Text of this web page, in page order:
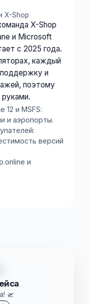
X-Shop
X-Shop
и Microsoft
с 2025 года.
каждый
и
поэтому
12 и MSFS:
и аэропорты.
версий
и
🛫